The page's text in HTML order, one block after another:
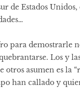
de Estados
para demostrarle
Los y
asumen es la
han callado y